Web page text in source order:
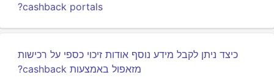
cashback portals?
כיצד ניתן לקבל מידע נוסף אודות זיכוי כספי על רכישות
מזאפול באמצעות cashback?